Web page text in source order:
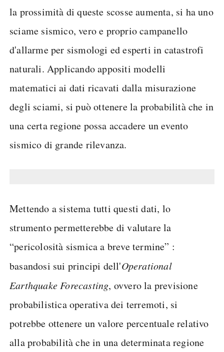
la prossimità di queste scosse aumenta, si ha uno
sciame sismico, vero e proprio campanello
d'allarme per sismologi ed esperti in catastrofi
naturali. Applicando appositi modelli
matematici ai dati ricavati dalla misurazione
degli sciami, si può ottenere la probabilità che in
una certa regione possa accadere un evento
sismico di grande rilevanza.
Mettendo a sistema tutti questi dati, lo
strumento permetterebbe di valutare la
“pericolosità sismica a breve termine” :
basandosi sui principi dell'Operational
Earthquake Forecasting, ovvero la previsione
probabilistica operativa dei terremoti, si
potrebbe ottenere un valore percentuale relativo
alla probabilità che in una determinata regione